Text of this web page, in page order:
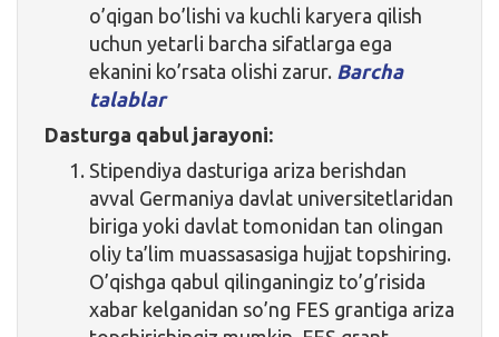
o’qigan bo’lishi va kuchli karyera qilish
uchun yetarli barcha sifatlarga ega
ekanini ko’rsata olishi zarur. Barcha
talablar
Dasturga qabul jarayoni:
Stipendiya dasturiga ariza berishdan
avval Germaniya davlat universitetlaridan
biriga yoki davlat tomonidan tan olingan
oliy ta’lim muassasasiga hujjat topshiring.
O’qishga qabul qilinganingiz to’g’risida
xabar kelganidan so’ng FES grantiga ariza